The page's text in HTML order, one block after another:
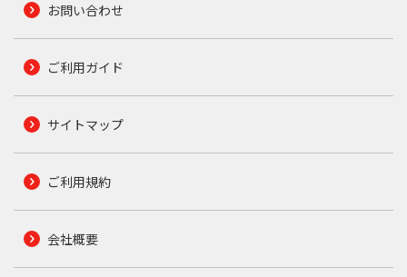
お問い合わせ
ご利用ガイド
サイトマップ
ご利用規約
会社概要